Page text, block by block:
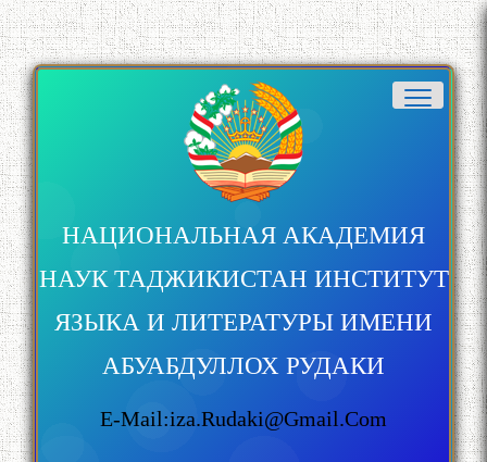
НАЦИОНАЛЬНАЯ АКАДЕМИЯ
НАУК ТАДЖИКИСТАН ИНСТИТУТ
ЯЗЫКА И ЛИТЕРАТУРЫ ИМЕНИ
АБУАБДУЛЛОХ РУДАКИ
E-Mail:iza.rudaki@gmail.com